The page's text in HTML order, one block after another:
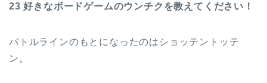
23 好きなボードゲームのウンチクを教えてください！
バトルラインのもとになったのはショッテントッテ
ン。